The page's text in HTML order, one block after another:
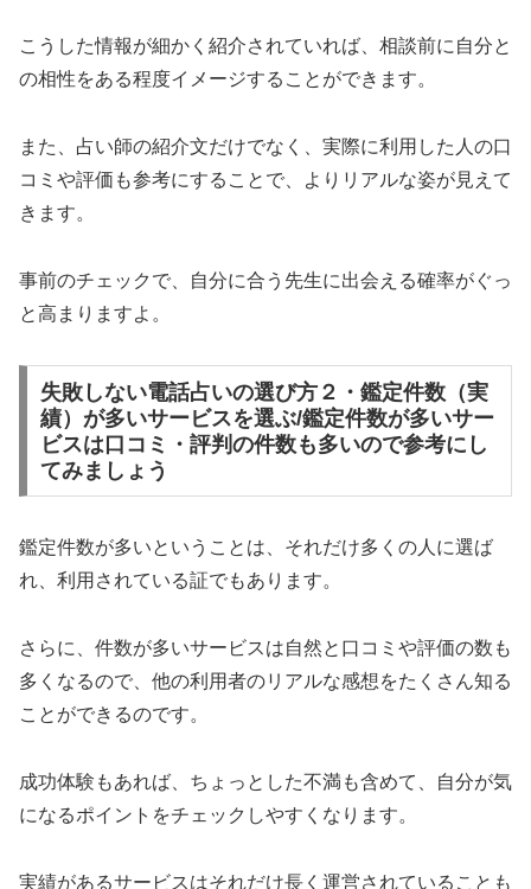
こうした情報が細かく紹介されていれば、相談前に自分と
の相性をある程度イメージすることができます。
また、占い師の紹介文だけでなく、実際に利用した人の口
コミや評価も参考にすることで、よりリアルな姿が見えて
きます。
事前のチェックで、自分に合う先生に出会える確率がぐっ
と高まりますよ。
失敗しない電話占いの選び方２・鑑定件数（実
績）が多いサービスを選ぶ/鑑定件数が多いサー
ビスは口コミ・評判の件数も多いので参考にし
てみましょう
鑑定件数が多いということは、それだけ多くの人に選ば
れ、利用されている証でもあります。
さらに、件数が多いサービスは自然と口コミや評価の数も
多くなるので、他の利用者のリアルな感想をたくさん知る
ことができるのです。
成功体験もあれば、ちょっとした不満も含めて、自分が気
になるポイントをチェックしやすくなります。
実績があるサービスはそれだけ長く運営されていることも